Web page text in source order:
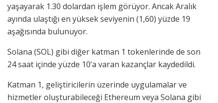
yaşayarak 1.30 dolardan işlem görüyor. Ancak Aralık
ayında ulaştığı en yüksek seviyenin (1,60) yüzde 19
aşağısında bulunuyor.
Solana (SOL) gibi diğer katman 1 tokenlerinde de son
24 saat içinde yüzde 10’a varan kazançlar kaydedildi.
Katman 1, geliştiricilerin üzerinde uygulamalar ve
hizmetler oluşturabileceği Ethereum veya Solana gibi